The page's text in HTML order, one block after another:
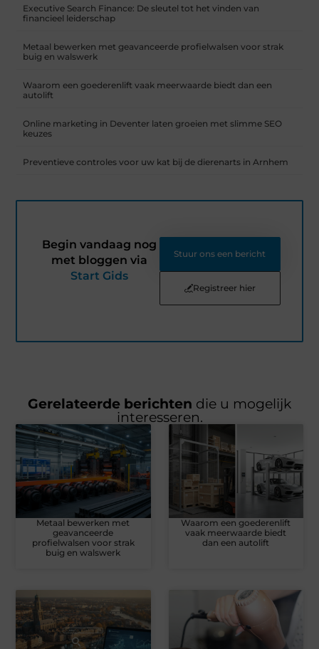
Executive Search Finance: De sleutel tot het vinden van
financieel leiderschap
Metaal bewerken met geavanceerde profielwalsen voor strak
buig en walswerk
Waarom een goederenlift vaak meerwaarde biedt dan een
autolift
Online marketing in Deventer laten groeien met slimme SEO
keuzes
Preventieve controles voor uw kat bij de dierenarts in Arnhem
Begin vandaag nog
met bloggen via
Start Gids
Stuur ons een bericht
Registreer hier
Gerelateerde berichten die u mogelijk
interesseren.
Metaal bewerken met
geavanceerde
profielwalsen voor strak
buig en walswerk
Waarom een goederenlift
vaak meerwaarde biedt
dan een autolift